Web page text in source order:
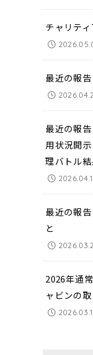
チャリティ
最近の報
最近の報
用状況開
理バトル結
最近の報
と
2026年通
ャビンの